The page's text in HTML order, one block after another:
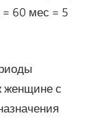
= 60 мес = 5
женщине с